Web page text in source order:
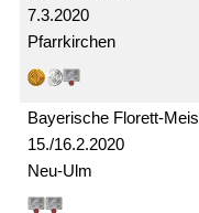
7.3.2020
Pfarrkirchen
15./16.2.2020
Bayerische Florett-
Neu-Ulm